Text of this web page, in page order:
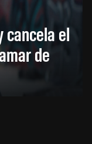
cancela el
de